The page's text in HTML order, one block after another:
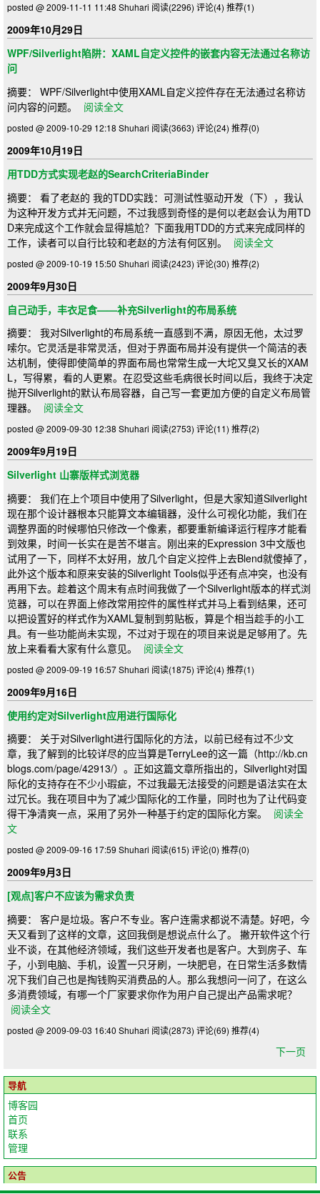
posted @ 2009-11-11 11:48 Shuhari 阅读(2296) 评论(4) 推荐(1)
2009年10月29日
WPF/Silverlight陷阱：XAML自定义控件的嵌套内容无法通过名称访
问
摘要： WPF/Silverlight中使用XAML自定义控件存在无法通过名称访
问内容的问题。
阅读全文
posted @ 2009-10-29 12:18 Shuhari 阅读(3663) 评论(24) 推荐(0)
2009年10月19日
用TDD方式实现老赵的SearchCriteriaBinder
摘要： 看了老赵的 我的TDD实践：可测试性驱动开发（下），我认
为这种开发方式并无问题，不过我感到奇怪的是何以老赵会认为用TD
D来完成这个工作就会显得尴尬？下面我用TDD的方式来完成同样的
工作，读者可以自行比较和老赵的方法有何区别。
阅读全文
posted @ 2009-10-19 15:50 Shuhari 阅读(2423) 评论(30) 推荐(2)
2009年9月30日
自己动手，丰衣足食——补充Silverlight的布局系统
摘要： 我对Silverlight的布局系统一直感到不满，原因无他，太过罗
嗦尔。它灵活是非常灵活，但对于界面布局并没有提供一个简洁的表
达机制，使得即使简单的界面布局也常常生成一大坨又臭又长的XAM
L，写得累，看的人更累。在忍受这些毛病很长时间以后，我终于决定
抛开Silverlight的默认布局容器，自己写一套更加方便的自定义布局管
理器。
阅读全文
posted @ 2009-09-30 12:38 Shuhari 阅读(2753) 评论(11) 推荐(2)
2009年9月19日
Silverlight 山寨版样式浏览器
摘要： 我们在上个项目中使用了Silverlight，但是大家知道Silverlight
现在那个设计器根本只能算文本编辑器，没什么可视化功能，我们在
调整界面的时候哪怕只修改一个像素，都要重新编译运行程序才能看
到效果，时间一长实在是苦不堪言。刚出来的Expression 3中文版也
试用了一下，同样不太好用，放几个自定义控件上去Blend就傻掉了，
此外这个版本和原来安装的Silverlight Tools似乎还有点冲突，也没有
再用下去。趁着这个周末有点时间我做了一个Silverlight版本的样式浏
览器，可以在界面上修改常用控件的属性样式并马上看到结果，还可
以把设置好的样式作为XAML复制到剪贴板，算是个相当趁手的小工
具。有一些功能尚未实现，不过对于现在的项目来说是足够用了。先
放上来看看大家有什么意见。
阅读全文
posted @ 2009-09-19 16:57 Shuhari 阅读(1875) 评论(4) 推荐(1)
2009年9月16日
使用约定对Silverlight应用进行国际化
摘要： 关于对Silverlight进行国际化的方法，以前已经有过不少文
章，我了解到的比较详尽的应当算是TerryLee的这一篇（http://kb.cn
blogs.com/page/42913/）。正如这篇文章所指出的，Silverlight对国
际化的支持存在不少小瑕疵，不过我最无法接受的问题是语法实在太
过冗长。我在项目中为了减少国际化的工作量，同时也为了让代码变
得干净清爽一点，采用了另外一种基于约定的国际化方案。
阅读全
文
posted @ 2009-09-16 17:59 Shuhari 阅读(615) 评论(0) 推荐(0)
2009年9月3日
[观点]客户不应该为需求负责
摘要： 客户是垃圾。客户不专业。客户连需求都说不清楚。好吧，今
天又看到了这样的文章，这回我倒是想说点什么了。 撇开软件这个行
业不谈，在其他经济领域，我们这些开发者也是客户。大到房子、车
子，小到电脑、手机，设置一只牙刷，一块肥皂，在日常生活多数情
况下我们自己也是掏钱购买消费品的人。那么我想问一问了，在这么
多消费领域，有哪一个厂家要求你作为用户自己提出产品需求呢？
阅读全文
posted @ 2009-09-03 16:40 Shuhari 阅读(2873) 评论(69) 推荐(4)
下一页
导航
博客园
首页
联系
管理
公告